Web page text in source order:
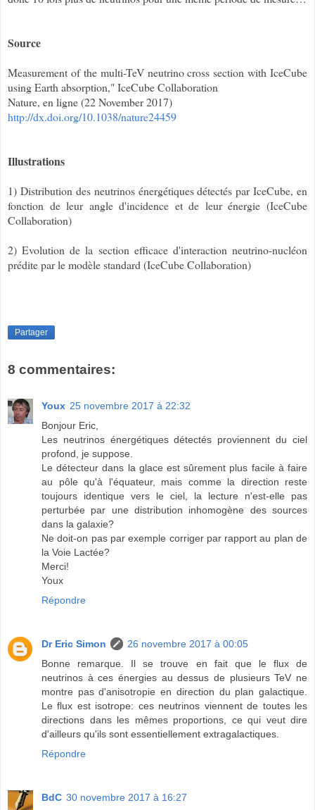
Source
Measurement of the multi-TeV neutrino cross section with IceCube
using Earth absorption," IceCube Collaboration
Nature, en ligne (22 November 2017)
http://dx.doi.org/10.1038/nature24459
Illustrations
1) Distribution des neutrinos énergétiques détectés par IceCube, en
fonction de leur angle d'incidence et de leur énergie (IceCube
Collaboration)
2) Evolution de la section efficace d'interaction neutrino-nucléon
prédite par le modèle standard (IceCube Collaboration)
Partager
8 commentaires:
Youx 25 novembre 2017 à 22:32
Bonjour Eric,
Les neutrinos énergétiques détectés proviennent du ciel
profond, je suppose.
Le détecteur dans la glace est sûrement plus facile à faire
au pôle qu'à l'équateur, mais comme la direction reste
toujours identique vers le ciel, la lecture n'est-elle pas
perturbée par une distribution inhomogène des sources
dans la galaxie?
Ne doit-on pas par exemple corriger par rapport au plan de
la Voie Lactée?
Merci!
Youx
Répondre
Dr Eric Simon
26 novembre 2017 à 00:05
Bonne remarque. Il se trouve en fait que le flux de
neutrinos à ces énergies au dessus de plusieurs TeV ne
montre pas d'anisotropie en direction du plan galactique.
Le flux est isotrope: ces neutrinos viennent de toutes les
directions dans les mêmes proportions, ce qui veut dire
d'ailleurs qu'ils sont essentiellement extragalactiques.
Répondre
BdC 30 novembre 2017 à 16:27